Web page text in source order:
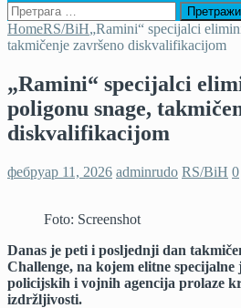
Претрага
за:
HomeRS/BiH„Ramini“ specijalci
takmičenje završeno diskvalifikacijom
„Ramini“ specijalci
poligonu snage,
diskvalifikacijom
фебруар 11, 2026 adminrudo RS/BiH 0
Foto: Screenshot
Danas je peti i posljednji dan
Challenge, na kojem elitne
policijskih i vojnih agencija prolaze
izdržljivosti.